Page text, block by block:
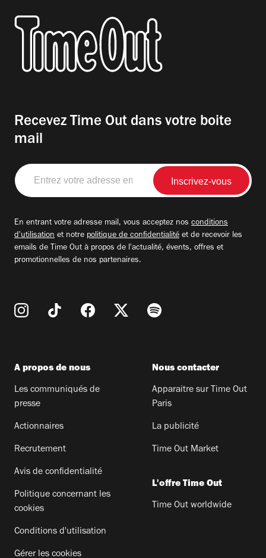
Recevez Time Out dans votre boite
mail
Entrez
votre
adresse
En entrant votre adresse mail, vous acceptez nos conditions
d'utilisation et notre politique de confidentialité et de recevoir les
emails de Time Out à propos de l'actualité, évents, offres et
promotionnelles de nos partenaires.
A propos de nous
Les communiqués de
presse
Actionnaires
Recrutement
Avis de confidentialité
Politique concernant les
cookies
Conditions d'utilisation
Gérer les cookies
Nous contacter
Apparaitre sur Time Out
Paris
La publicité
Time Out Market
L'offre Time Out
Time Out worldwide